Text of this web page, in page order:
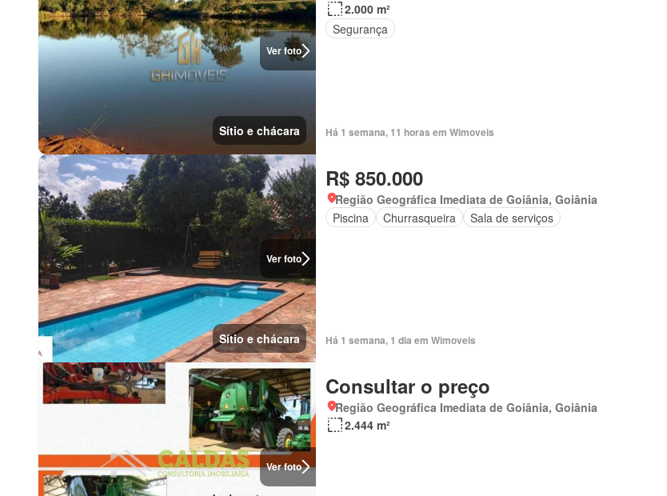
Ver foto
Sítio e chácara
2.000 m²
Segurança
Há 1 semana, 11 horas em Wimoveis
Ver foto
Sítio e chácara
R$ 850.000
Região Geográfica Imediata de Goiânia, Goiânia
Piscina
Churrasqueira Sala de serviços
Há 1 semana, 1 dia em Wimoveis
Ver foto
Consultar o preço
Região Geográfica Imediata de Goiânia, Goiânia
2.444 m²